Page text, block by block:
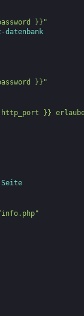
}}"
datenbank
}}"
http_port }}
Seite